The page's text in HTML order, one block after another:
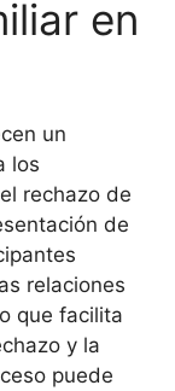
en
un
los
rechazo de
de
relaciones
que facilita
y la
puede